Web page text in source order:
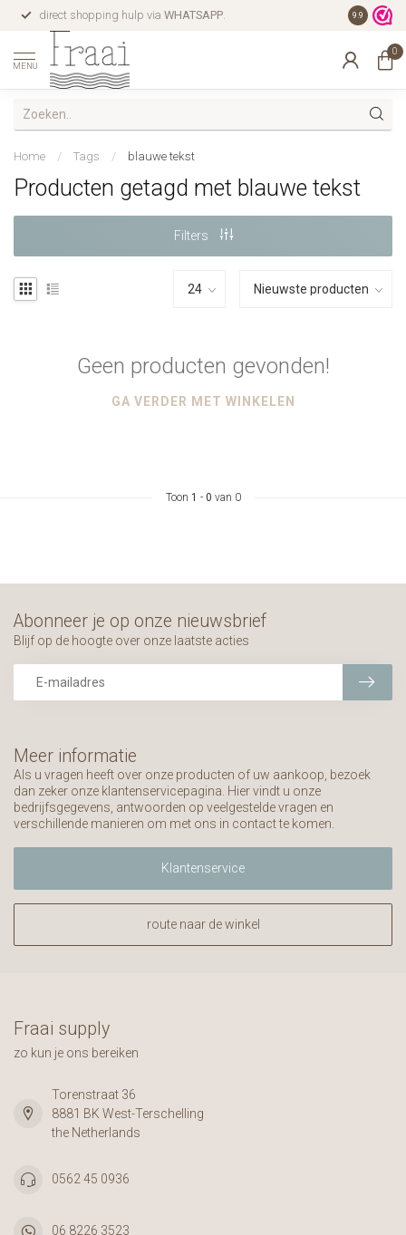
direct shopping hulp via WHATSAPP. gratis
9.9
MENU
0
Home / Tags / blauwe tekst
Producten getagd met blauwe tekst
Filters
Geen producten gevonden!
GA VERDER MET WINKELEN
Toon 1 - 0 van 0
Meer informatie
Als u vragen heeft over onze producten of uw aankoop, bezoek
dan zeker onze klantenservicepagina. Hier vindt u onze
bedrijfsgegevens, antwoorden op veelgestelde vragen en
verschillende manieren om met ons in contact te komen.
Klantenservice
route naar de winkel
Abonneer je op onze nieuwsbrief
Blijf op de hoogte over onze laatste acties
Fraai supply
zo kun je ons bereiken
Torenstraat 36
8881 BK West-Terschelling
the Netherlands
0562 45 0936
06 8226 3523